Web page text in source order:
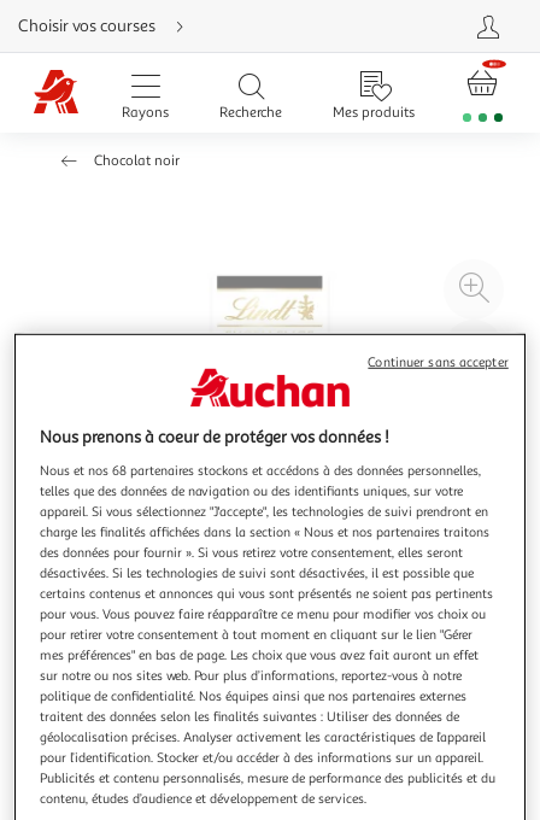
Aller
directement
au
contenu
Aller
directement
Aller
d'aide
Choisir vos courses
Rayons Recherche Mes produits
Chocolat noir
à
4.2 (5)
LINDT
Excellence Tablette de chocolat noir dégustation figue
intense
Fermez les yeux et découvrez le plus fin des plaisirs. Les
chocolats de dégustation Lindt EXCELLENCE sont préparés
Nous prenons à coeur de protéger vos données !
Nous et nos 68 partenaires stockons et accédons à des données personnelles,
telles que des données de navigation ou des identifiants uniques, sur votre
appareil. Si vous sélectionnez "J'accepte", les technologies de suivi prendront en
charge les finalités affichées dans la section « Nous et nos partenaires traitons
des données pour fournir ». Si vous retirez votre consentement, elles seront
désactivées. Si les technologies de suivi sont désactivées, il est possible que
certains contenus et annonces qui vous sont présentés ne soient pas pertinents
pour vous. Vous pouvez faire réapparaître ce menu pour modifier vos choix ou
pour retirer votre consentement à tout moment en cliquant sur le lien "Gérer
mes préférences" en bas de page. Les choix que vous avez fait auront un effet
sur notre ou nos sites web. Pour plus d’informations, reportez-vous à notre
politique de confidentialité. Nos équipes ainsi que nos partenaires externes
traitent des données selon les finalités suivantes : Utiliser des données de
géolocalisation précises. Analyser activement les caractéristiques de l’appareil
pour l’identification. Stocker et/ou accéder à des informations sur un appareil.
Publicités et contenu personnalisés, mesure de performance des publicités et du
contenu, études d’audience et développement de services.
Continuer sans accepter